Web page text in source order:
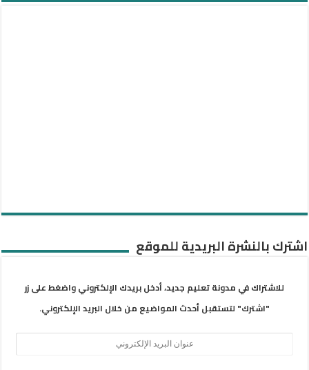
اشترك بالنشرة البريدية للموقع
للاشتراك في مدونة تعليم جديد، أدخل بريدك الإلكتروني واضغط على زر
"اشترك" لتستقبل أحدث المواضيع من خلال البريد الإلكتروني.